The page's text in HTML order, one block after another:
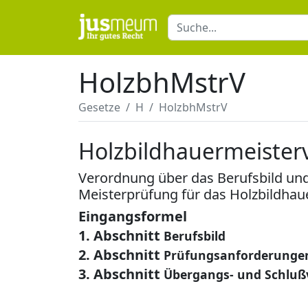
HolzbhMstrV
Gesetze H HolzbhMstrV
Verordnung über das Berufsbild
Meisterprüfung für das
Eingangsformel
1. Abschnitt Berufsbild
2. Abschnitt
3. Abschnitt Übergangs- und